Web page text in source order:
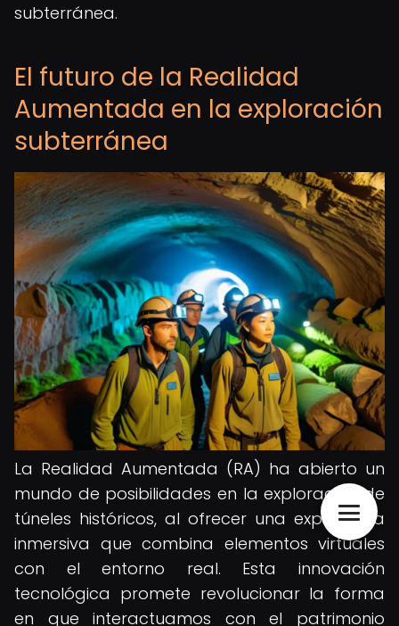
subterránea.
El futuro de la Realidad
Aumentada en la exploración
subterránea
La Realidad Aumentada (RA) ha abierto un
mundo de posibilidades en la exploración de
túneles históricos, al ofrecer una experiencia
inmersiva que combina elementos virtuales
con el entorno real. Esta innovación
tecnológica promete revolucionar la forma
en que interactuamos con el patrimonio